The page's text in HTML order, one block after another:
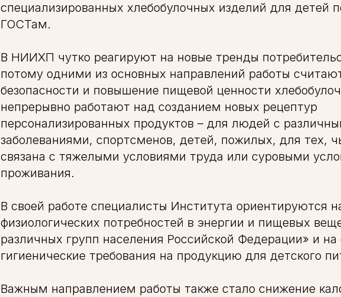
специализированных хлебобулочных изделий для детей
ГОСТам.
В НИИХП чутко реагируют на новые тренды
потому одними из основных направлений работы
безопасности и повышение пищевой ценности
непрерывно работают над созданием новых рецептур
персонализированных продуктов – для людей с
заболеваниями, спортсменов, детей, пожилых, для тех,
связана с тяжелыми условиями труда или суровыми
проживания.
В своей работе специалисты Института ориентируются
физиологических потребностей в энергии и пищевых
различных групп населения Российской Федерации» и на
гигиенические требования на продукцию для детского
Важным направлением работы также стало снижение